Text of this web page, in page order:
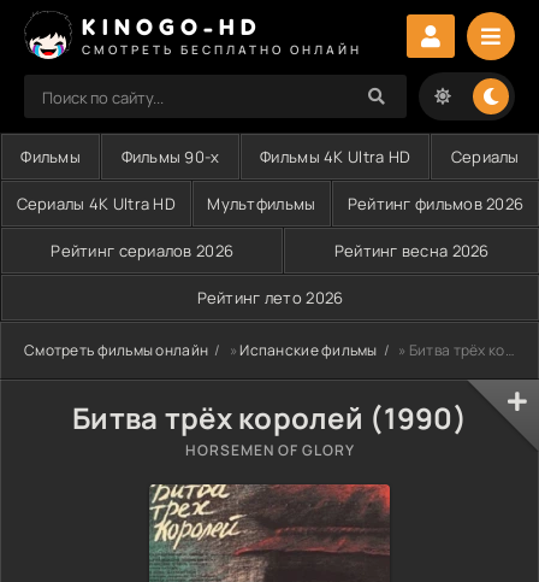
KINOGO-HD
СМОТРЕТЬ БЕСПЛАТНО ОНЛАЙН
Фильмы Фильмы 90-х Фильмы 4K Ultra HD Сериалы
Сериалы 4K Ultra HD Мультфильмы Рейтинг фильмов 2026
Рейтинг сериалов 2026 Рейтинг весна 2026
Рейтинг лето 2026
Смотреть фильмы онлайн »Испанские фильмы » Битва трёх королей (1990)
Битва трёх королей (1990)
HORSEMEN OF GLORY